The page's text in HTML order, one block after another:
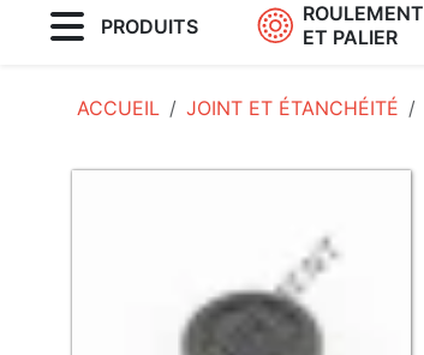
PRODUITS
ROULEMENT
ET PALIER
ACCUEIL JOINT ET ÉTANCHÉITÉ